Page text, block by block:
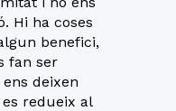
Hi ha coses
benefici,
fan ser
deixen
redueix al